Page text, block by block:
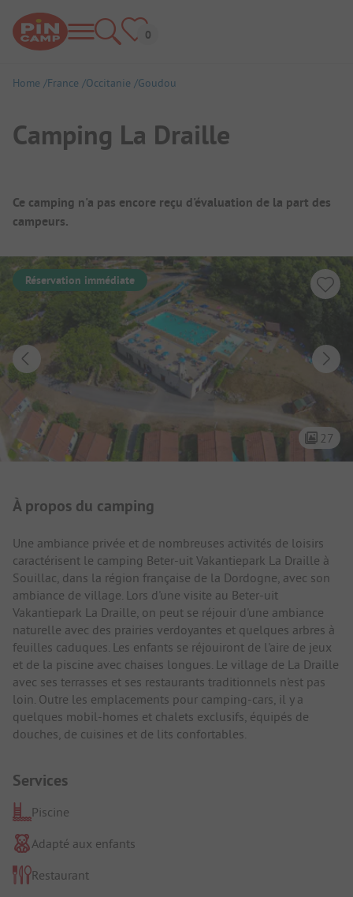
Home France Occitanie Goudou
Camping La Draille
Aperçu du camping
Ce camping n'a pas encore reçu d'évaluation de la part des
campeurs.
Réservation immédiate
27
Présentation du camping
À propos du camping
Une ambiance privée et de nombreuses activités de loisirs
caractérisent le camping Beter-uit Vakantiepark La Draille à
Souillac, dans la région française de la Dordogne, avec son
ambiance de village. Lors d'une visite au Beter-uit
Vakantiepark La Draille, on peut se réjouir d'une ambiance
naturelle avec des prairies verdoyantes et quelques arbres à
feuilles caduques. Les enfants se réjouiront de l'aire de jeux
et de la piscine avec chaises longues. Le village de La Draille
avec ses terrasses et ses restaurants traditionnels n'est pas
loin. Outre les emplacements pour camping-cars, il y a
quelques mobil-homes et chalets exclusifs, équipés de
douches, de cuisines et de lits confortables.
Services
Piscine
Adapté aux enfants
Restaurant